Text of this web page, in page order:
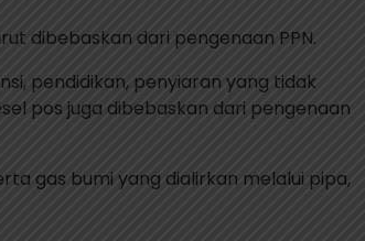
dibebaskan dari pengenaan PPN.
pendidikan, penyiaran yang tidak
pos juga dibebaskan dari pengenaan
gas bumi yang dialirkan melalui pipa,